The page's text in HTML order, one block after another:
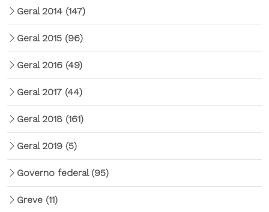
Geral 2014 (147)
Geral 2015 (96)
Geral 2016 (49)
Geral 2017 (44)
Geral 2018 (161)
Geral 2019 (5)
Governo federal (95)
Greve (11)